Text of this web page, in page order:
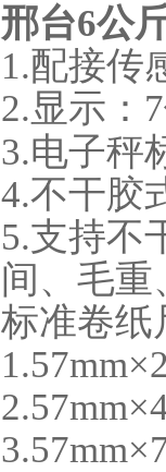
邢台6公
1.配接传
2.显示： 7
3.电子秤
4.不干胶
5.支持不
间、毛重
标准卷纸
1.57mm×
2.57mm×
3.57mm×